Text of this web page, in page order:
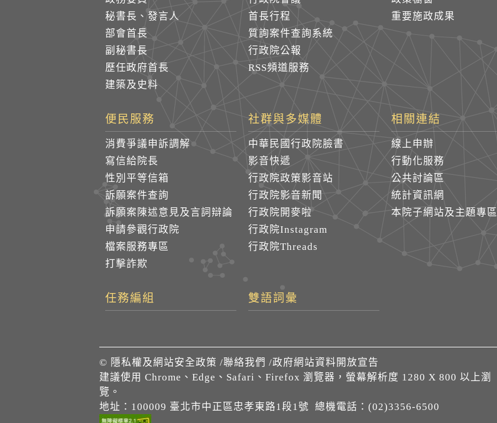
秘書長、發言人
部會首長
副秘書長
歷任政府首長
建築及史料
首長行程
質詢案件查詢系統
行政院公報
RSS頻道服務
重要施政成果
便民服務
消費爭議申訴調解
寫信給院長
性別平等信箱
訴願案件查詢
訴願案陳述意見及言詞辯論
申請參觀行政院
檔案服務專區
打擊詐欺
社群與多媒體
中華民國行政院臉書
影音快遞
行政院政策影音站
行政院影音新聞
行政院開麥啦
行政院Instagram
行政院Threads
相關連結
線上申辦
行動化服務
公共討論區
統計資訊網
本院子網站及主題專區
任務編組 雙語詞彙
© 隱私權及網站安全政策 /聯絡我們 /政府網站資料開放宣告
建議使用 Chrome、Edge、Safari、Firefox 瀏覽器，螢幕解析度 1280 X 800 以上瀏
覽。
地址：100009 臺北市中正區忠孝東路1段1號 總機電話：(02)3356-6500